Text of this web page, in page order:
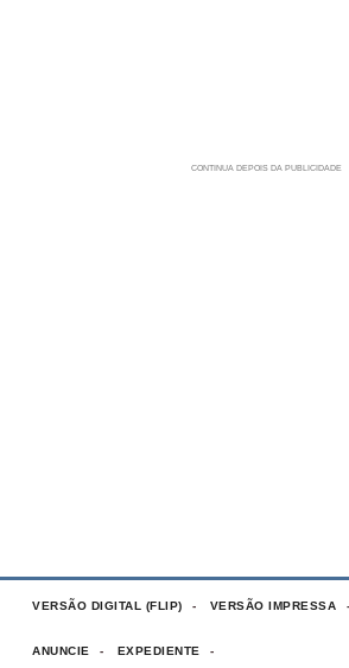
VERSÃO DIGITAL (FLIP) VERSÃO IMPRESSA
ANUNCIE EXPEDIENTE